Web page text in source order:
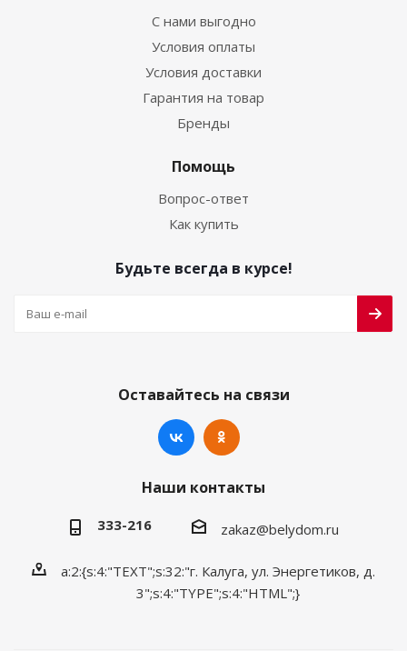
С нами выгодно
Условия оплаты
Условия доставки
Гарантия на товар
Бренды
Помощь
Вопрос-ответ
Как купить
Будьте всегда в курсе!
Оставайтесь на связи
Наши контакты
333-216 zakaz@belydom.ru
a:2:{s:4:"TEXT";s:32:"г. Калуга, ул. Энергетиков, д.
3";s:4:"TYPE";s:4:"HTML";}